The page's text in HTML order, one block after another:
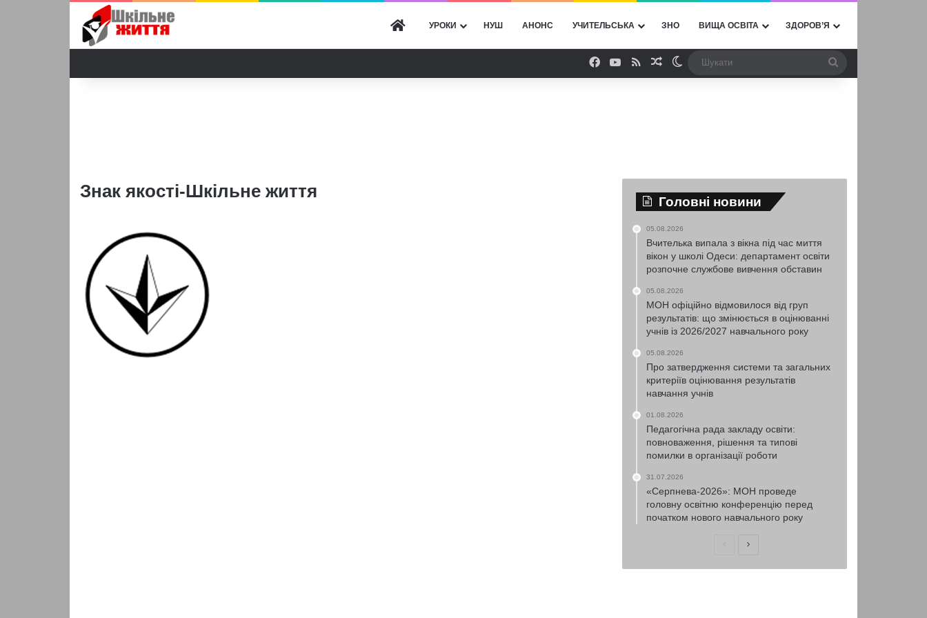
ГОЛОВНА
УРОКИ НУШ АНОНС УЧИТЕЛЬСЬКА ЗНО ВИЩА ОСВІТА ЗДОРОВ’Я
Facebook
YouTube
RSSВипадкова стаття
Switch skin
Знак якості-Шкільне життя
Головні новини
05.08.2026
Вчителька випала з вікна під час миття
вікон у школі Одеси: департамент освіти
розпочне службове вивчення обставин
05.08.2026
МОН офіційно відмовилося від груп
результатів: що змінюється в оцінюванні
учнів із 2026/2027 навчального року
05.08.2026
Про затвердження системи та загальних
критеріїв оцінювання результатів
навчання учнів
01.08.2026
Педагогічна рада закладу освіти:
повноваження, рішення та типові
помилки в організації роботи
31.07.2026
«Серпнева-2026»: МОН проведе
головну освітню конференцію перед
початком нового навчального року
ПопередняНаступна